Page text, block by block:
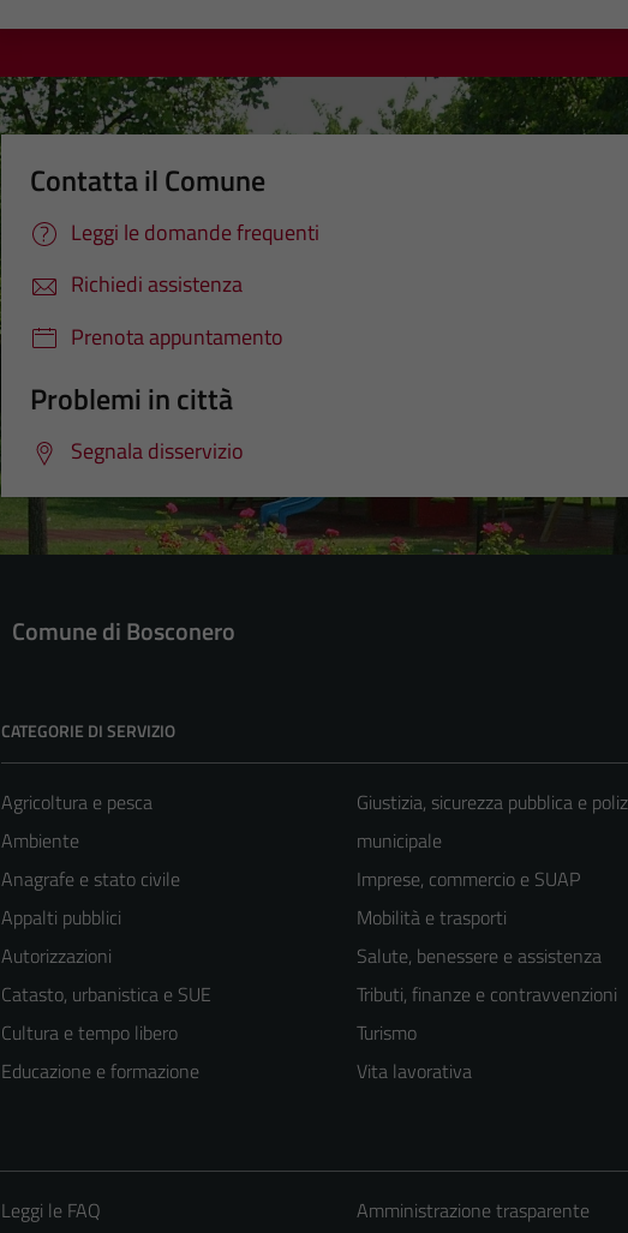
Contatta il Comune
Leggi le domande frequenti
Richiedi assistenza
Prenota appuntamento
Problemi in città
Segnala disservizio
Comune di Bosconero
CATEGORIE DI SERVIZIO
Agricoltura e pesca
Ambiente
Anagrafe e stato civile
Appalti pubblici
Autorizzazioni
Catasto, urbanistica e SUE
Cultura e tempo libero
Educazione e formazione
Giustizia, sicurezza pubblica e
municipale
Imprese, commercio e SUAP
Mobilità e trasporti
Salute, benessere e assistenza
Tributi, finanze e contravvenzioni
Turismo
Vita lavorativa
Leggi le FAQ
Amministrazione trasparente